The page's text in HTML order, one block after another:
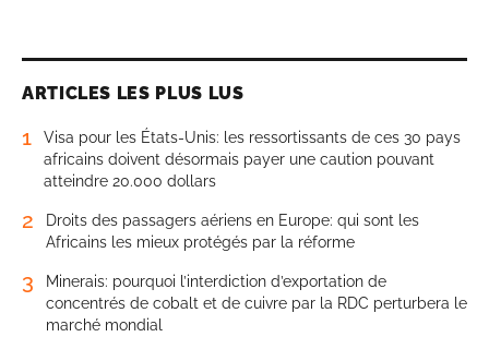
ARTICLES LES PLUS LUS
1
Visa pour les États-Unis: les ressortissants de ces 30 pays
africains doivent désormais payer une caution pouvant
atteindre 20.000 dollars
2
Droits des passagers aériens en Europe: qui sont les
Africains les mieux protégés par la réforme
3
Minerais: pourquoi l’interdiction d’exportation de
concentrés de cobalt et de cuivre par la RDC perturbera le
marché mondial